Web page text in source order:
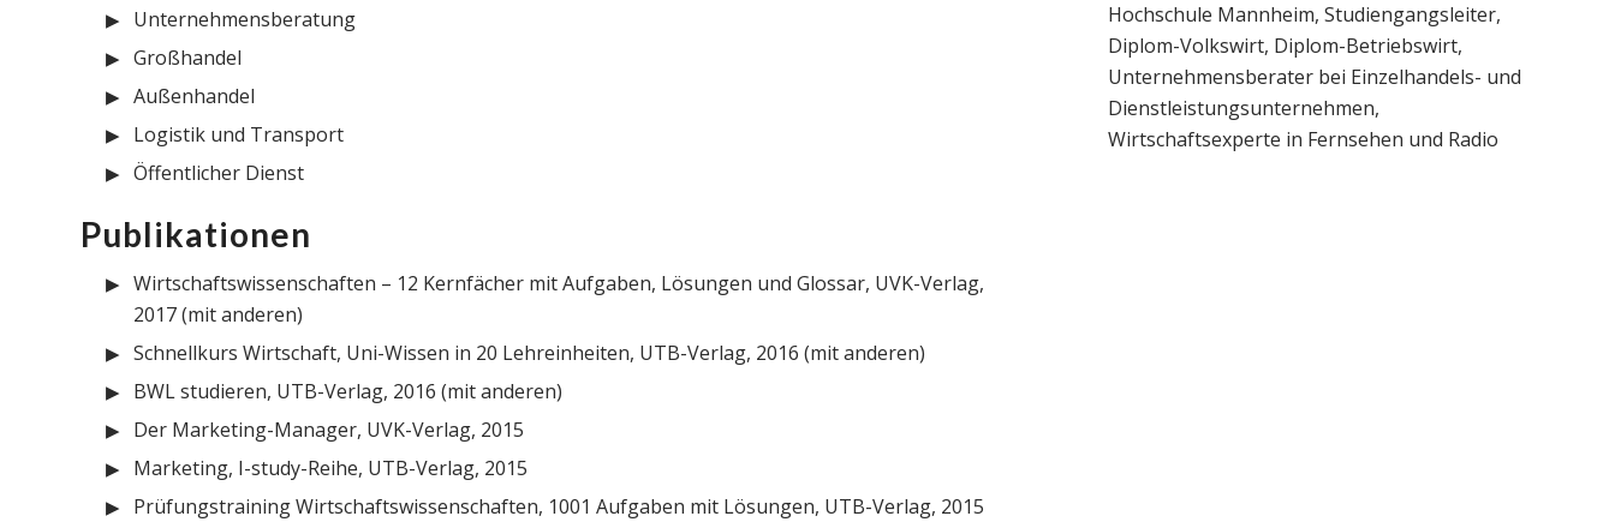
Unternehmensberatung
Großhandel
Außenhandel
Logistik und Transport
Öffentlicher Dienst
Publikationen
Wirtschaftswissenschaften – 12 Kernfächer mit Aufgaben, Lösungen und Glossar, UVK-Verlag,
2017 (mit anderen)
Schnellkurs Wirtschaft, Uni-Wissen in 20 Lehreinheiten, UTB-Verlag, 2016 (mit anderen)
BWL studieren, UTB-Verlag, 2016 (mit anderen)
Der Marketing-Manager, UVK-Verlag, 2015
Marketing, I-study-Reihe, UTB-Verlag, 2015
Prüfungstraining Wirtschaftswissenschaften, 1001 Aufgaben mit Lösungen, UTB-Verlag, 2015
Hochschule Mannheim, Studiengangsleiter,
Diplom-Volkswirt, Diplom-Betriebswirt,
Unternehmensberater bei Einzelhandels- und
Dienstleistungsunternehmen,
Wirtschaftsexperte in Fernsehen und Radio